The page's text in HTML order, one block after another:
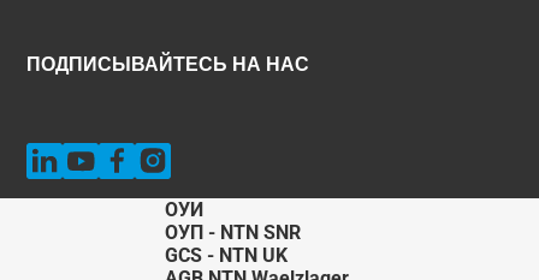
ПОДПИСЫВАЙТЕСЬ НА НАС
ОУИ
ОУП - NTN SNR
GCS - NTN UK